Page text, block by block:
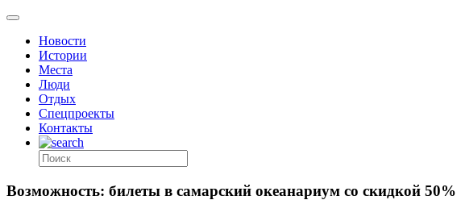
Новости
Истории
Места
Люди
Отдых
Спецпроекты
Контакты
Возможность: билеты в самарский океанариум со скидкой 50%